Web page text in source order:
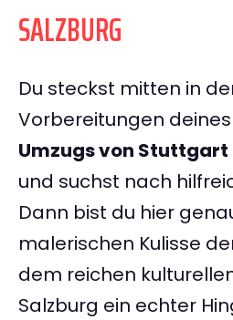
SALZBURG
Du steckst mitten in
Vorbereitungen
Umzugs von
und suchst nach
Dann bist du hier
malerischen Kulisse
dem reichen
Salzburg ein echter